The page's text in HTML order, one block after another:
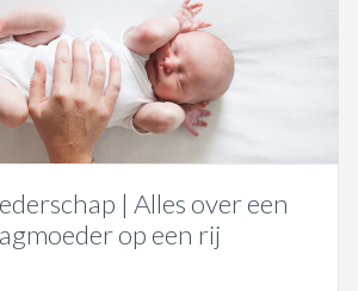
| Alles over een
op een rij